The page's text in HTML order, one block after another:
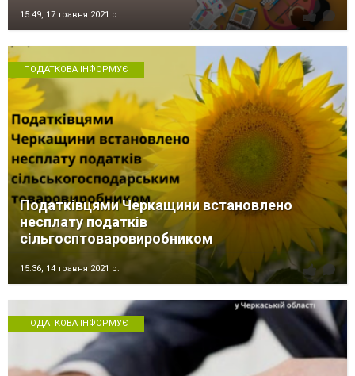
15:49, 17 травня 2021 р.
ПОДАТКОВА ІНФОРМУЄ
Податківцями Черкащини встановлено
несплату податків
сільгосптоваровиробником
15:36, 14 травня 2021 р.
ПОДАТКОВА ІНФОРМУЄ